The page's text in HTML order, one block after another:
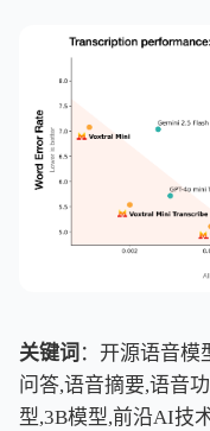
关键词 ：开源语音模
问答,语音摘要,语音
型,3B模型,前沿AI技